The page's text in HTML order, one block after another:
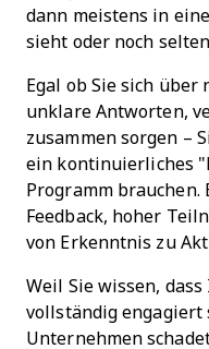
dann meistens in
sieht oder noch
Egal ob Sie sich
unklare Antworten,
zusammen sorgen –
ein kontinuierliches
Programm brauchen.
Feedback, hoher
von Erkenntnis zu
Weil Sie wissen,
vollständig engagiert
Unternehmen